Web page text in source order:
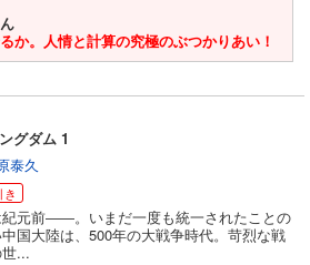
か。人情と計算の究極のぶつかりあい！
グダム 1
泰久
き
元前――。いまだ一度も統一されたことの
国大陸は、500年の大戦争時代。苛烈な戦
...